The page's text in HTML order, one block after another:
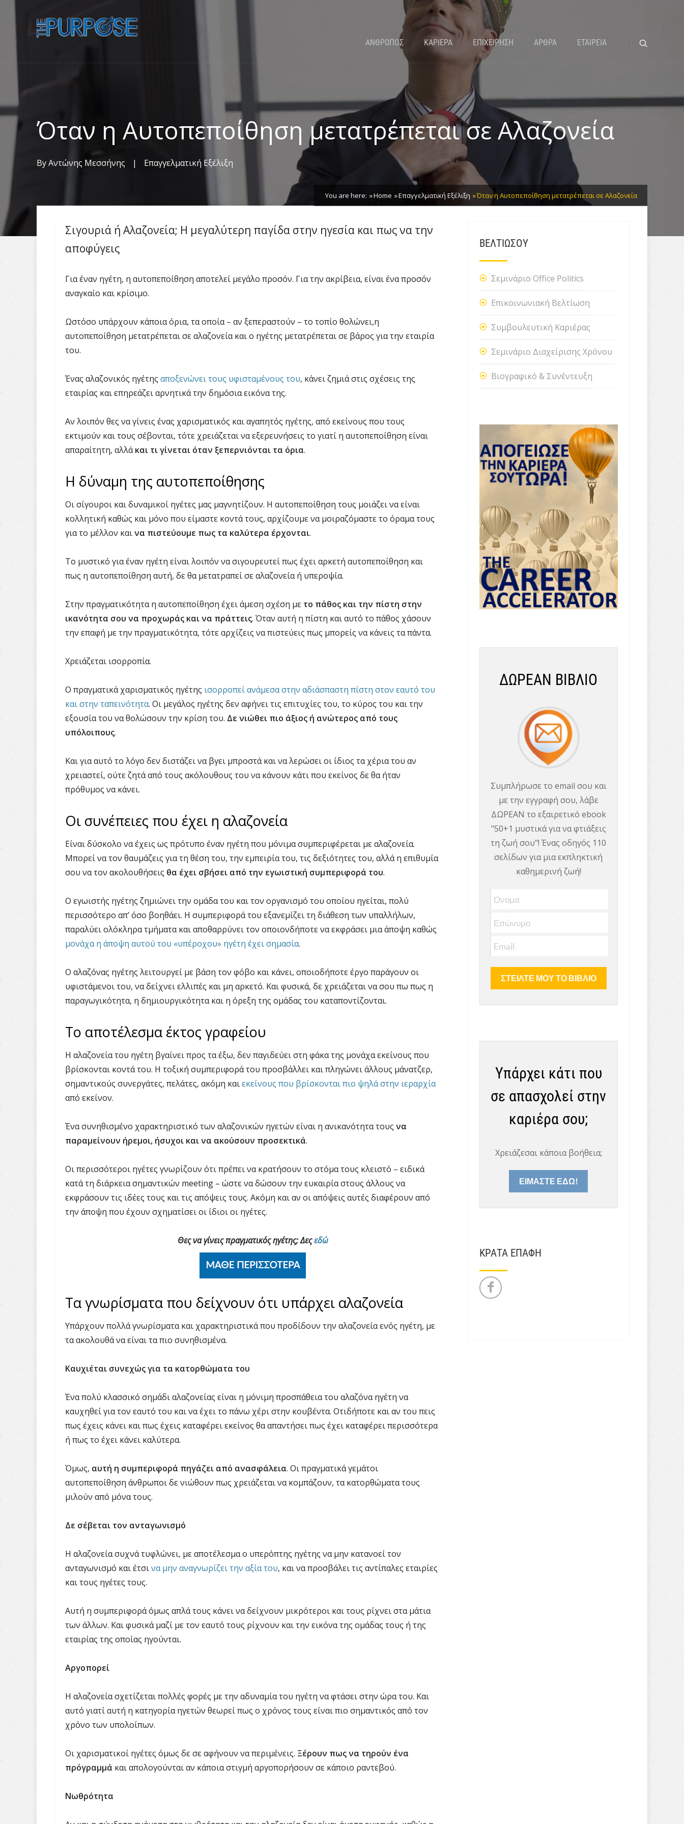
ΑΝΘΡΩΠΟΣ ΚΑΡΙΕΡΑ ΕΠΙΧΕΙΡΗΣΗ ΑΡΘΡΑ ΕΤΑΙΡΕΙΑ
Όταν η Αυτοπεποίθηση μετατρέπεται σε Αλαζονεία
ByΑντώνης Μεσσήνης | Επαγγελματική Εξέλιξη
You are here: Home Επαγγελματική Εξέλιξη Όταν η Αυτοπεποίθηση μετατρέπεται σε Αλαζονεία
Σιγουριά ή Αλαζονεία; Η μεγαλύτερη παγίδα στην ηγεσία και πως να την
αποφύγεις
Για έναν ηγέτη, η αυτοπεποίθηση αποτελεί μεγάλο προσόν. Για την ακρίβεια, είναι ένα προσόν
αναγκαίο και κρίσιμο.
Ωστόσο υπάρχουν κάποια όρια, τα οποία – αν ξεπεραστούν – το τοπίο θολώνει,η
αυτοπεποίθηση μετατρέπεται σε αλαζονείακαι ο ηγέτης μετατρέπεται σε βάρος για την εταιρία
του.
Ένας αλαζονικός ηγέτης αποξενώνει τους υφισταμένους του, κάνει ζημιά στις σχέσεις της
εταιρίας και επηρεάζει αρνητικά την δημόσια εικόνα της.
Αν λοιπόν θες να γίνεις ένας χαρισματικός και αγαπητός ηγέτης, από εκείνους που τους
εκτιμούν και τους σέβονται, τότε χρειάζεται να εξερευνήσεις το γιατί η αυτοπεποίθηση είναι
απαραίτητη, αλλάκαι τι γίνεται όταν ξεπερνιόνται τα όρια.
Η δύναμη της αυτοπεποίθησης
Οι σίγουροι και δυναμικοί ηγέτες μας μαγνητίζουν. Η αυτοπεποίθηση τους μοιάζει να είναι
κολλητική καθώς και μόνο που είμαστε κοντά τους, αρχίζουμε να μοιραζόμαστε το όραμα τους
για το μέλλον καινα πιστεύουμε πως τα καλύτερα έρχονται.
Το μυστικό για έναν ηγέτη είναι λοιπόν να σιγουρευτεί πως έχει αρκετή αυτοπεποίθηση και
πως η αυτοπεποίθηση αυτή, δε θα μετατραπεί σε αλαζονεία ή υπεροψία.
Στην πραγματικότητα η αυτοπεποίθηση έχει άμεση σχέση με το πάθος και την πίστη στην
ικανότητα σου να προχωράς και να πράττεις. Όταν αυτή η πίστη και αυτό το πάθος χάσουν
την επαφή με την πραγματικότητα, τότε αρχίζεις να πιστεύεις πως μπορείς να κάνεις τα πάντα.
Χρειάζεται ισορροπία.
Ο πραγματικά χαρισματικός ηγέτης ισορροπεί ανάμεσα στην αδιάσπαστη πίστη στον εαυτό του
και στην ταπεινότητα. Οι μεγάλος ηγέτης δεν αφήνει τις επιτυχίες του, το κύρος του και την
εξουσία του να θολώσουν την κρίση του. Δε νιώθει πιο άξιος ή ανώτερος από τους
υπόλοιπους.
Και για αυτό το λόγο δεν διστάζει να βγει μπροστά και να λερώσει οι ίδιος τα χέρια του αν
χρειαστεί, ούτε ζητά από τους ακόλουθους του να κάνουν κάτι που εκείνος δε θα ήταν
πρόθυμος να κάνει.
Οι συνέπειες που έχει η αλαζονεία
Είναι δύσκολο να έχεις ως πρότυπο έναν ηγέτη που μόνιμα συμπεριφέρεται με αλαζονεία.
Μπορεί να τον θαυμάζεις για τη θέση του, την εμπειρία του, τις δεξιότητες του, αλλά η επιθυμία
σου να τον ακολουθήσεις θα έχει σβήσει από την εγωιστική συμπεριφορά του.
Ο εγωιστής ηγέτης ζημιώνει την ομάδα του και τον οργανισμό του οποίου ηγείται, πολύ
περισσότερο απ’ όσο βοηθάει. Η συμπεριφορά του εξανεμίζει τη διάθεση των υπαλλήλων,
παραλύει ολόκληρα τμήματα και αποθαρρύνει τον οποιονδήποτε να εκφράσει μια άποψη καθώς
μονάχα η άποψη αυτού του «υπέροχου» ηγέτη έχει σημασία.
Ο αλαζόνας ηγέτης λειτουργεί με βάση τον φόβο και κάνει, οποιοδήποτε έργο παράγουν οι
υφιστάμενοι του, να δείχνει ελλιπές και μη αρκετό. Και φυσικά, δε χρειάζεται να σου πω πως η
παραγωγικότητα, η δημιουργικότητα και η όρεξη της ομάδας του καταποντίζονται.
Το αποτέλεσμα έκτος γραφείου
Η αλαζονεία του ηγέτη βγαίνει προς τα έξω, δεν παγιδεύει στη φάκα της μονάχα εκείνους που
βρίσκονται κοντά του. Η τοξική συμπεριφορά του προσβάλλει και πληγώνει άλλους μάνατζερ,
σημαντικούς συνεργάτες, πελάτες, ακόμη καιεκείνους που βρίσκονται πιο ψηλά στην ιεραρχία
από εκείνον.
Ένα συνηθισμένο χαρακτηριστικό των αλαζονικών ηγετών είναι η ανικανότητα τους να
παραμείνουν ήρεμοι, ήσυχοι και να ακούσουν προσεκτικά.
Οι περισσότεροι ηγέτες γνωρίζουν ότι πρέπει να κρατήσουν το στόμα τους κλειστό – ειδικά
κατά τη διάρκεια σημαντικών meeting – ώστενα δώσουν την ευκαιρία στους άλλους να
εκφράσουν τις ιδέες τους και τις απόψεις τους. Ακόμη και αν οι απόψεις αυτές διαφέρουν από
την άποψη που έχουν σχηματίσει οι ίδιοι οι ηγέτες.
Θες να γίνεις πραγματικός ηγέτης; Δεςεδώ
Τα γνωρίσματα που δείχνουν ότι υπάρχει αλαζονεία
Υπάρχουν πολλά γνωρίσματα και χαρακτηριστικά που προδίδουν την αλαζονεία ενός ηγέτη, με
τα ακολουθά να είναι τα πιο συνηθισμένα.
Καυχιέται συνεχώς για τα κατορθώματα του
Ένα πολύ κλασσικό σημάδι αλαζονείας είναι η μόνιμη προσπάθεια του αλαζόνα ηγέτη να
καυχηθεί για τον εαυτό του και να έχει το πάνω χέρι στην κουβέντα. Οτιδήποτε και αν του πεις
πως έχεις κάνει και πως έχεις καταφέρει εκείνος θα απαντήσει πως έχει καταφέρει περισσότερα
ή πως το έχει κάνει καλύτερα.
Όμως, αυτή η συμπεριφορά πηγάζει από ανασφάλεια. Οι πραγματικά γεμάτοι
αυτοπεποίθηση άνθρωποι δε νιώθουν πως χρειάζεται να κομπάζουν, τα κατορθώματα τους
μιλούν από μόνα τους.
Δε σέβεται τον ανταγωνισμό
Η αλαζονεία συχνά τυφλώνει, με αποτέλεσμα ο υπερόπτης ηγέτης να μην κατανοεί τον
ανταγωνισμό και έτσινα μην αναγνωρίζει την αξία του, και να προσβάλει τις αντίπαλες εταιρίες
και τους ηγέτες τους.
Αυτή η συμπεριφορά όμως απλά τους κάνει να δείχνουν μικρότεροι και τους ρίχνει στα μάτια
των άλλων. Και φυσικά μαζί με τον εαυτό τους ρίχνουν και την εικόνα της ομάδας τους ή της
εταιρίας της οποίας ηγούνται.
Αργοπορεί
Η αλαζονεία σχετίζεται πολλές φορές με την αδυναμία του ηγέτη να φτάσει στην ώρα του. Και
αυτό γιατί αυτή η κατηγορία ηγετών θεωρεί πως ο χρόνος τους είναι πιο σημαντικός από τον
χρόνο των υπολοίπων.
Οι χαρισματικοί ηγέτες όμως δε σε αφήνουν να περιμένεις. Ξέρουν πως να τηρούν ένα
πρόγραμμά και απολογούνται αν κάποια στιγμή αργοπορήσουν σε κάποιο ραντεβού.
Νωθρότητα
ΒΕΛΤΙΩΣΟΥ
Σεμινάριο Office Politics
Επικοινωνιακή Βελτίωση
Συμβουλευτική Καριέρας
Σεμινάριο Διαχείρισης Χρόνου
Βιογραφικό & Συνέντευξη
ΔΩΡΕΑΝ ΒΙΒΛΙΟ
Συμπλήρωσε το email σου και
με την εγγραφή σου, λάβε
ΔΩΡΕΑΝ το εξαιρετικό ebook
"50+1 μυστικά για να φτιάξεις
τη ζωή σου"! Ένας οδηγός 110
σελίδων για μια εκπληκτική
καθημερινή ζωή!
Υπάρχει κάτι που
σε απασχολεί στην
καριέρα σου;
Χρειάζεσαι κάποια βοήθεια;
ΕΙΜΑΣΤΕ ΕΔΩ!
ΚΡΑΤΑ ΕΠΑΦΗ